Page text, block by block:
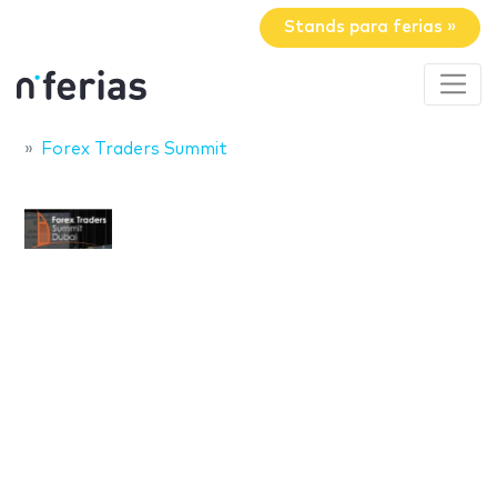
Stands para ferias »
Forex Traders Summit